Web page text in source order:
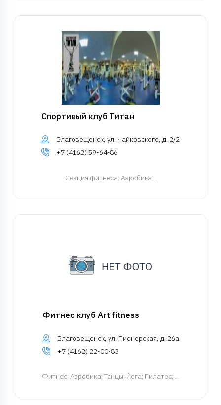
Спортивый клуб Титан
Благовещенск, ул. Чайковского, д. 2/2
+7 (4162) 59-64-86
Cекция фитнеса; Аэробика...
Фитнес клуб Art fitness
Благовещенск, ул. Пионерская, д. 26а
+7 (4162) 22-00-83
Фитнес; Аэробика; Танцы; Йога; Пилатес; ...